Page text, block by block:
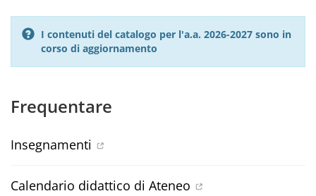
I contenuti del catalogo per l'a.a. 2026-2027 sono in
corso di aggiornamento
Frequentare
Insegnamenti
Calendario didattico di Ateneo